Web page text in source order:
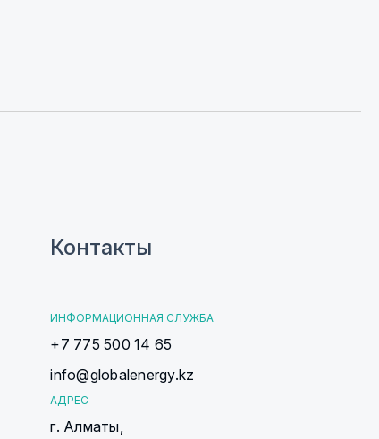
Контакты
ИНФОРМАЦИОННАЯ СЛУЖБА
+7 775 500 14 65
info@globalenergy.kz
АДРЕС
г. Алматы,